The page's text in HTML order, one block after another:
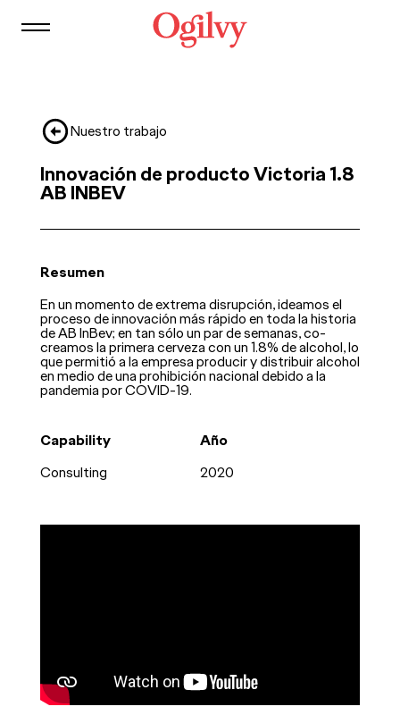
Contacto
Nuestro trabajo
Innovación de producto Victoria 1.8
AB INBEV
Resumen
En un momento de extrema disrupción, ideamos el
proceso de innovación más rápido en toda la historia
de AB InBev; en tan sólo un par de semanas, co-
creamos la primera cerveza con un 1.8% de alcohol, lo
que permitió a la empresa producir y distribuir alcohol
en medio de una prohibición nacional debido a la
pandemia por COVID-19.
Capability
Consulting
Año
2020